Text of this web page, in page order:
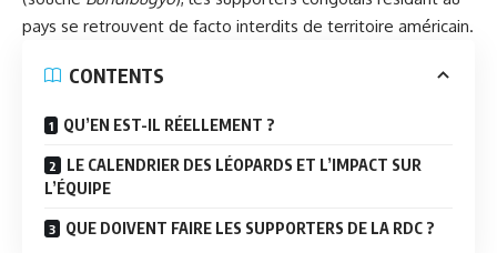
pays se retrouvent de facto interdits de territoire américain.
CONTENTS
QU’EN EST-IL RÉELLEMENT ?
LE CALENDRIER DES LÉOPARDS ET L’IMPACT SUR
L’ÉQUIPE
QUE DOIVENT FAIRE LES SUPPORTERS DE LA RDC ?